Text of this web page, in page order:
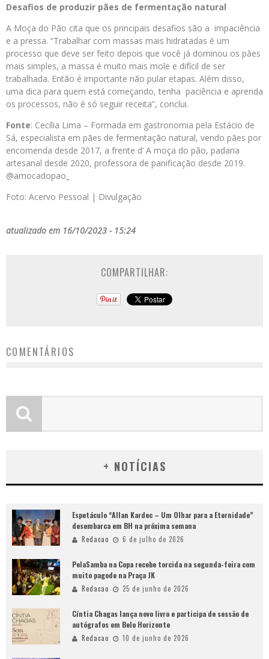
Desafios de produzir pães de fermentação natural
A Moça do Pão cita que os principais desafios são a impaciência
e a pressa. “Trabalhar com massas mais hidratadas é um
processo que deve ser feito depois que você já dominou os pães
mais simples, a massa é muito mais mole e difícil de ser
trabalhada. Então é importante não pular etapas. Além disso,
uma dica para quem está começando, tenha paciência e aprenda
os processos, não é só seguir receita”, conclui.
Fonte: Cecília Lima – Formada em gastronomia pela Estácio de
Sá, especialista em pães de fermentação natural, vendo pães por
encomenda desde 2017, a frente d’ A moça do pão, padaria
artesanal desde 2020, professora de panificação desde 2019.
@amocadopao_
Foto: Acervo Pessoal | Divulgação
atualizado em 16/10/2023 - 15:24
COMPARTILHAR:
COMENTÁRIOS
+ NOTÍCIAS
Espetáculo “Allan Kardec – Um Olhar para a Eternidade”
desembarca em BH na próxima semana
Redacao 6 de julho de 2026
PelaSamba na Copa recebe torcida na segunda-feira com
muito pagode na Praça JK
Redacao 25 de junho de 2026
Cíntia Chagas lança novo livro e participa de sessão de
autógrafos em Belo Horizonte
Redacao 10 de junho de 2026